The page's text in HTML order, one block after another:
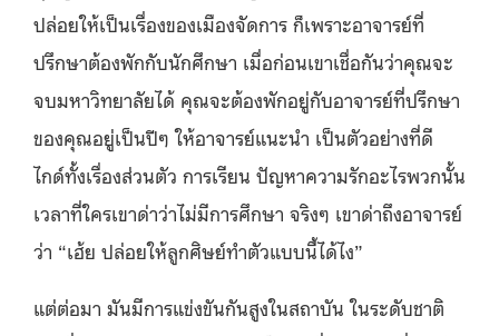
ปล่อยให้เป็นเรื่องของเมืองจัดการ ก็เพราะอาจารย์ที่
ปรึกษาต้องพักกับนักศึกษา เมื่อก่อนเขาเชื่อกันว่าคุณจะ
จบมหาวิทยาลัยได้ คุณจะต้องพักอยู่กับอาจารย์ที่ปรึกษา
ของคุณอยู่เป็นปีๆ ให้อาจารย์แนะนำ เป็นตัวอย่างที่ดี
ไกด์ทั้งเรื่องส่วนตัว การเรียน ปัญหาความรักอะไรพวกนั้น
เวลาที่ใครเขาด่าว่าไม่มีการศึกษา จริงๆ เขาด่าถึงอาจารย์
ว่า “เฮ้ย ปล่อยให้ลูกศิษย์ทำตัวแบบนี้ได้ไง”
แต่ต่อมา มันมีการแข่งขันกันสูงในสถาบัน ในระดับชาติ